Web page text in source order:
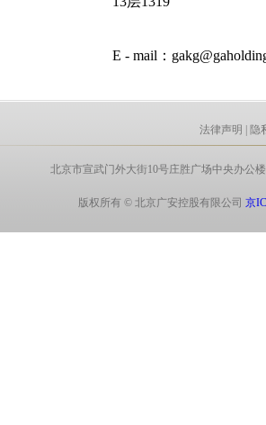
E - mail：
法律声明 隐
北京市宣武门外大街10号庄胜广场中央办公
版权所有 © 北京广安控股有限公司京